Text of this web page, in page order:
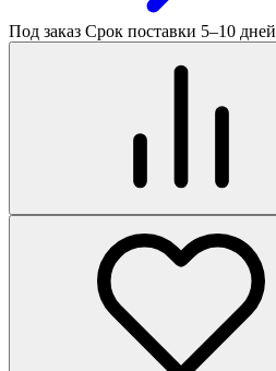
Под заказ Срок поставки 5–10 дней